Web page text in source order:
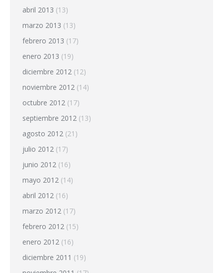
abril 2013 (13)
marzo 2013 (13)
febrero 2013 (17)
enero 2013 (19)
diciembre 2012 (12)
noviembre 2012 (14)
octubre 2012 (17)
septiembre 2012 (13)
agosto 2012 (21)
julio 2012 (17)
junio 2012 (16)
mayo 2012 (14)
abril 2012 (16)
marzo 2012 (17)
febrero 2012 (15)
enero 2012 (16)
diciembre 2011 (19)